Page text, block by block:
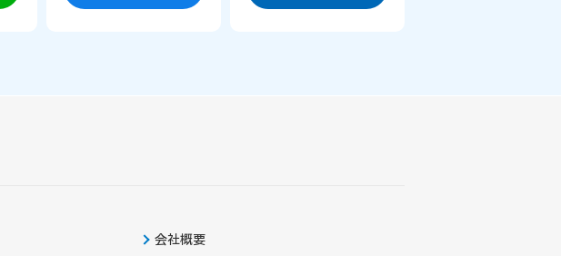
会社概要